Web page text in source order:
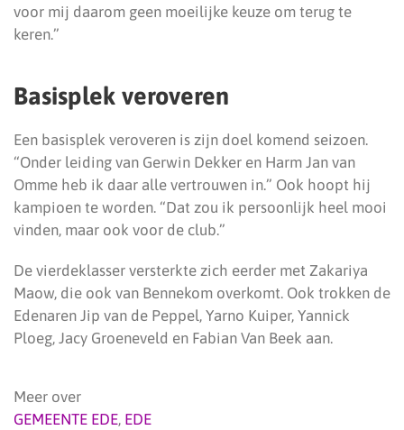
voor mij daarom geen moeilijke keuze om terug te
keren.”
Basisplek veroveren
Een basisplek veroveren is zijn doel komend seizoen.
“Onder leiding van Gerwin Dekker en Harm Jan van
Omme heb ik daar alle vertrouwen in.” Ook hoopt hij
kampioen te worden. “Dat zou ik persoonlijk heel mooi
vinden, maar ook voor de club.”
De vierdeklasser versterkte zich eerder met Zakariya
Maow, die ook van Bennekom overkomt. Ook trokken de
Edenaren Jip van de Peppel, Yarno Kuiper, Yannick
Ploeg, Jacy Groeneveld en Fabian Van Beek aan.
Meer over
GEMEENTE EDE, EDE